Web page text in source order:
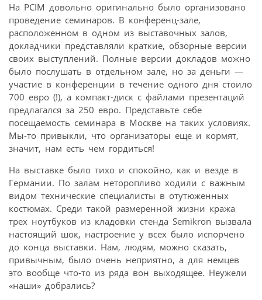
На PCIM довольно оригинально было организовано
проведение семинаров. В конференц-зале,
расположенном в одном из выставочных залов,
докладчики представляли краткие, обзорные версии
своих выступлений. Полные версии докладов можно
было послушать в отдельном зале, но за деньги —
участие в конференции в течение одного дня стоило
700 евро (!), а компакт-диск с файлами презентаций
предлагался за 250 евро. Представьте себе
посещаемость семинара в Москве на таких условиях.
Мы-то привыкли, что организаторы еще и кормят,
значит, нам есть чем гордиться!
На выставке было тихо и спокойно, как и везде в
Германии. По залам неторопливо ходили с важным
видом технические специалисты в отутюженных
костюмах. Среди такой размеренной жизни кража
трех ноутбуков из кладовки стенда Semikron вызвала
настоящий шок, настроение у всех было испорчено
до конца выставки. Нам, людям, можно сказать,
привычным, было очень неприятно, а для немцев
это вообще что-то из ряда вон выходящее. Неужели
«наши» добрались?